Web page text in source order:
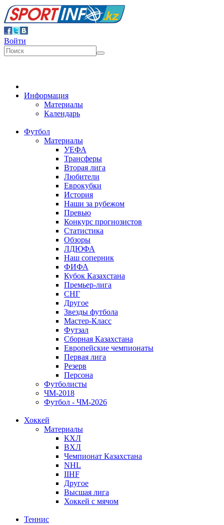
Войти
Информация
Материалы
Календарь
Футбол
Материалы
УЕФА
Трансферы
Вторая лига
Любители
Еврокубки
История
Наши за рубежом
Превью
Конкурс прогнозистов
Статистика
Обзоры
ЛДЮФА
Наш соперник
ФИФА
Кубок Казахстана
Премьер-лига
СНГ
Другое
Звезды футбола
Мастер-Класс
Футзал
Сборная Казахстана
Европейские чемпионаты
Первая лига
Резерв
Персона
Футболисты
ЧМ-2018
Футбол - ЧМ-2026
Хоккей
Материалы
КХЛ
ВХЛ
Чемпионат Казахстана
NHL
IIHF
Другое
Высшая лига
Хоккей с мячом
Теннис